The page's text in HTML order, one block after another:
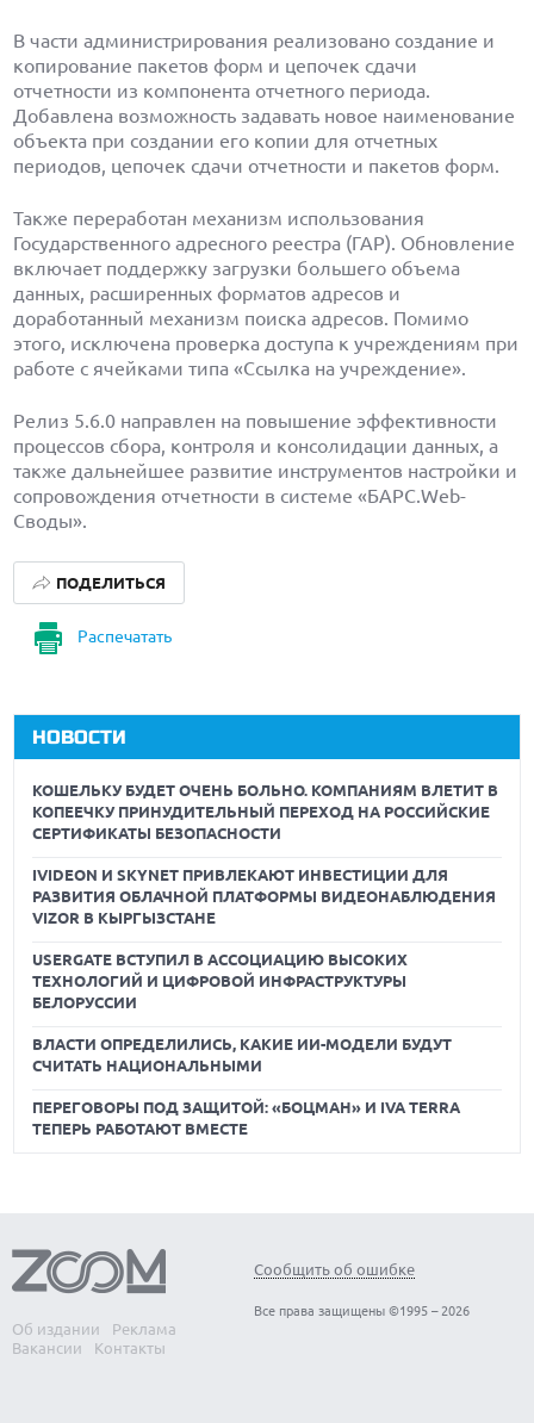
В части администрирования реализовано создание и
копирование пакетов форм и цепочек сдачи
отчетности из компонента отчетного периода.
Добавлена возможность задавать новое наименование
объекта при создании его копии для отчетных
периодов, цепочек сдачи отчетности и пакетов форм.
Также переработан механизм использования
Государственного адресного реестра (ГАР). Обновление
включает поддержку загрузки большего объема
данных, расширенных форматов адресов и
доработанный механизм поиска адресов. Помимо
этого, исключена проверка доступа к учреждениям при
работе с ячейками типа «Ссылка на учреждение».
Релиз 5.6.0 направлен на повышение эффективности
процессов сбора, контроля и консолидации данных, а
также дальнейшее развитие инструментов настройки и
сопровождения отчетности в системе «БАРС.Web-
Своды».
Распечатать
ПОДЕЛИТЬСЯ
НОВОСТИ
КОШЕЛЬКУ БУДЕТ ОЧЕНЬ БОЛЬНО. КОМПАНИЯМ ВЛЕТИТ В
КОПЕЕЧКУ ПРИНУДИТЕЛЬНЫЙ ПЕРЕХОД НА РОССИЙСКИЕ
СЕРТИФИКАТЫ БЕЗОПАСНОСТИ
IVIDEON И SKYNET ПРИВЛЕКАЮТ ИНВЕСТИЦИИ ДЛЯ
РАЗВИТИЯ ОБЛАЧНОЙ ПЛАТФОРМЫ ВИДЕОНАБЛЮДЕНИЯ
VIZOR В КЫРГЫЗСТАНЕ
USERGATE ВСТУПИЛ В АССОЦИАЦИЮ ВЫСОКИХ
ТЕХНОЛОГИЙ И ЦИФРОВОЙ ИНФРАСТРУКТУРЫ
БЕЛОРУССИИ
ВЛАСТИ ОПРЕДЕЛИЛИСЬ, КАКИЕ ИИ-МОДЕЛИ БУДУТ
СЧИТАТЬ НАЦИОНАЛЬНЫМИ
ПЕРЕГОВОРЫ ПОД ЗАЩИТОЙ: «БОЦМАН» И IVA TERRA
ТЕПЕРЬ РАБОТАЮТ ВМЕСТЕ
Об издании
Реклама
Вакансии
Контакты
Сообщить об ошибке
Все права защищены ©1995 – 2026